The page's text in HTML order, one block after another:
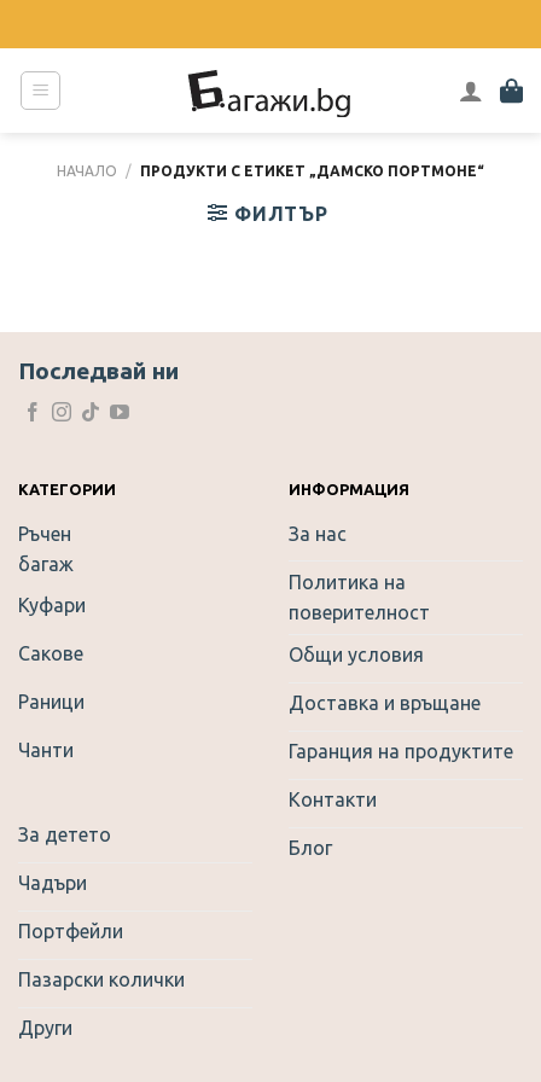
to
content
НАЧАЛО / ПРОДУКТИ С ЕТИКЕТ „ДАМСКО ПОРТМОНЕ“
ФИЛТЪР
Последвай ни
КАТЕГОРИИ
Ръчен
багаж
Куфари
Сакове
Раници
Чанти
За детето
Чадъри
Портфейли
Пазарски колички
Други
ИНФОРМАЦИЯ
За нас
Политика на
поверителност
Общи условия
Доставка и връщане
Гаранция на продуктите
Контакти
Блог